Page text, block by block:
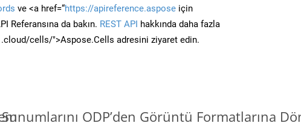
ve <a href=“https://apireference.aspose için
Referansına da bakın. REST API hakkında daha fazla
cells/">Aspose.Cells adresini ziyaret edin.
ODP’den Görüntü Formatlarına